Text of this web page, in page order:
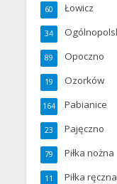
Łowicz
60
34
Opoczno
89
Ozorków
19
Pabianice
164
Pajęczno
23
Piłka nożna
79
Piłka ręczna
11